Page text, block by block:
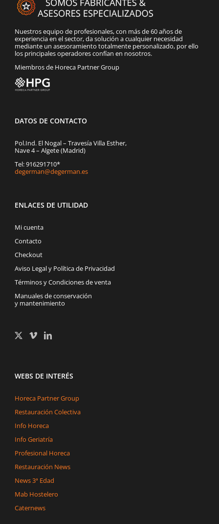
Nuestros equipo de profesionales, con más de 60 años de
experiencia en el sector, da solución a cualquier necesidad
mediante un asesoramiento totalmente personalizado, por ello
los principales operadores confían en nosotros.
Miembros de Horeca Partner Group
DATOS DE CONTACTO
Pol.Ind. El Nogal – Travesía Villa Esther,
Nave 4 – Algete (Madrid)
Tel: 916291710*
degerman@degerman.es
ENLACES DE UTILIDAD
Mi cuenta
Contacto
Checkout
Aviso Legal y Política de Privacidad
Términos y Condiciones de venta
Manuales de conservación
y mantenimiento
WEBS DE INTERÉS
Horeca Partner Group
Restauración Colectiva
Info Horeca
Info Geriatría
Profesional Horeca
Restauración News
News 3ª Edad
Mab Hostelero
Caternews